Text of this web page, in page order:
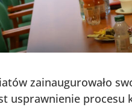
zainaugurowało
usprawnienie